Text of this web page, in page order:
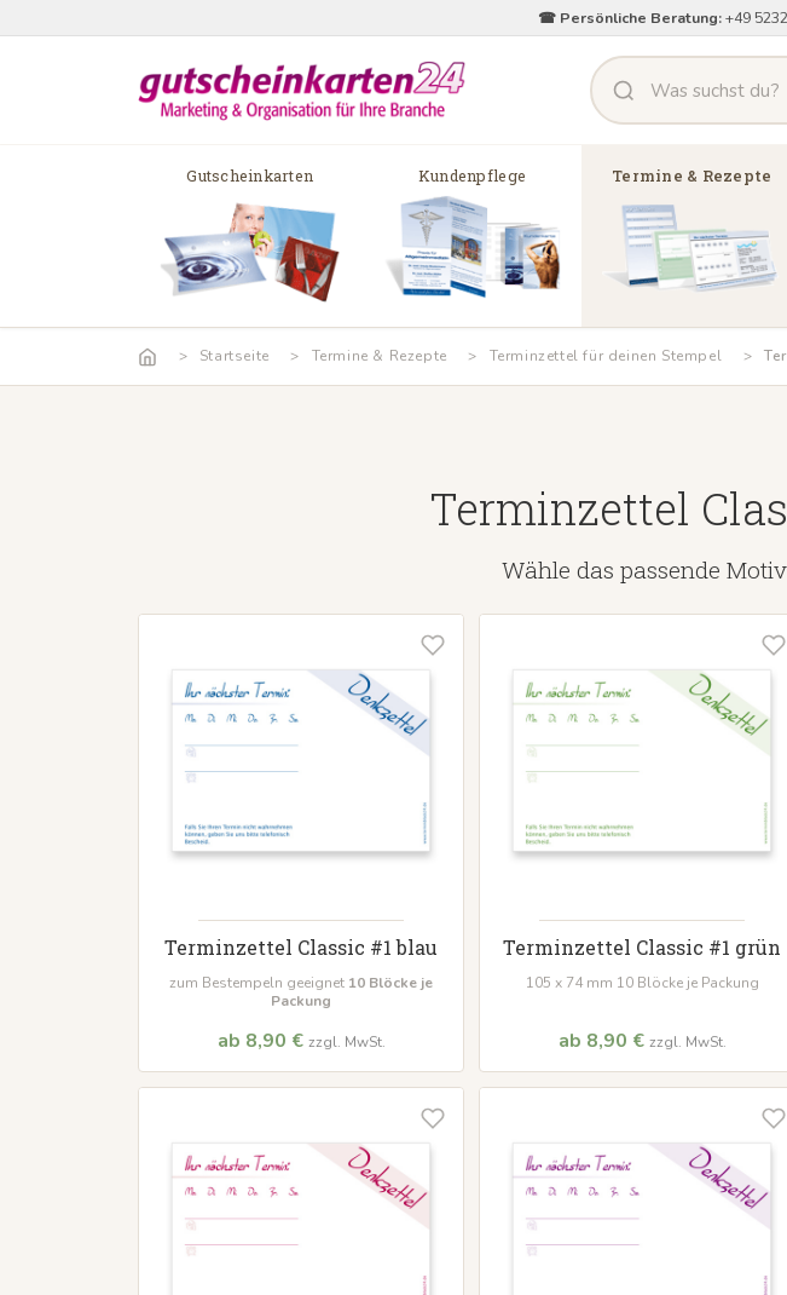
☎ Persönliche Beratung:+49
Gutscheinkarten Kundenpflege Termine & Rezepte
Startseite Termine & Rezepte Terminzettel für deinen Stempel
Terminzettel
Wähle das passende
Terminzettel Classic #1 blau
zum Bestempeln geeignet 10 Blöcke je
Packung
ab 8,90 € zzgl. MwSt.
Terminzettel Classic #1 grün
105 x 74 mm 10 Blöcke je Packung
ab 8,90 € zzgl. MwSt.